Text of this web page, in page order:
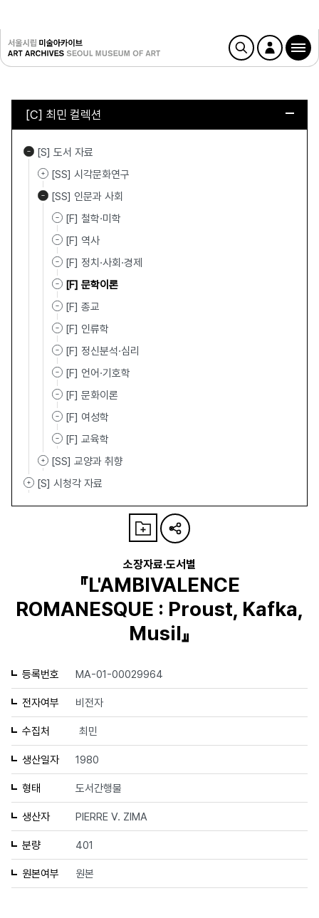
[C] 최민 컬렉션
[S] 도서 자료
[SS] 시각문화연구
[SS] 인문과 사회
[F] 철학·미학
[F] 역사
[F] 정치·사회·경제
[F] 문학이론
[F] 종교
[F] 인류학
[F] 정신분석·심리
[F] 언어·기호학
[F] 문화이론
[F] 여성학
[F] 교육학
[SS] 교양과 취향
[S] 시청각 자료
소장자료·도서별
『L'AMBIVALENCE
ROMANESQUE : Proust, Kafka,
Musil』
등록번호 MA-01-00029964
전자여부 비전자
수집처 최민
생산일자 1980
형태 도서간행물
생산자 PIERRE V. ZIMA
분량 401
원본여부 원본